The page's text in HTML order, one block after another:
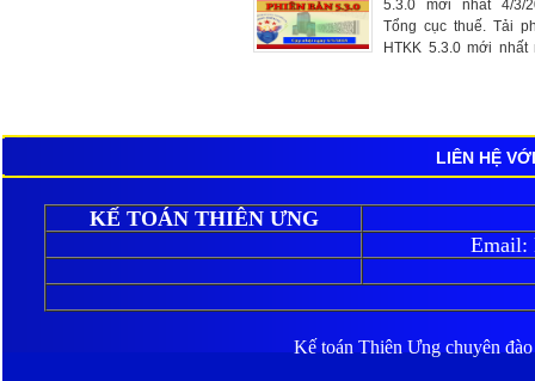
5.3.0 mới nhất 4/3/
Tổng cục thuế. Tải
HTKK 5.3.0 mới nhất
LIÊN HỆ
KẾ TOÁN THIÊN ƯNG
Email:
Kế toán Thiên Ưngchuyên đào